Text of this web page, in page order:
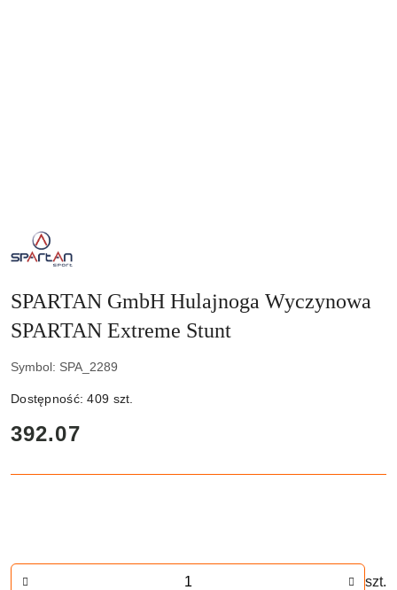
NAZWA
PRODUCENTA:
SPARTAN
SPARTAN GmbH Hulajnoga Wyczynowa
SPARTAN Extreme Stunt
Symbol: SPA_2289
Dostępność:409 szt.
cena:
392.07
szt.